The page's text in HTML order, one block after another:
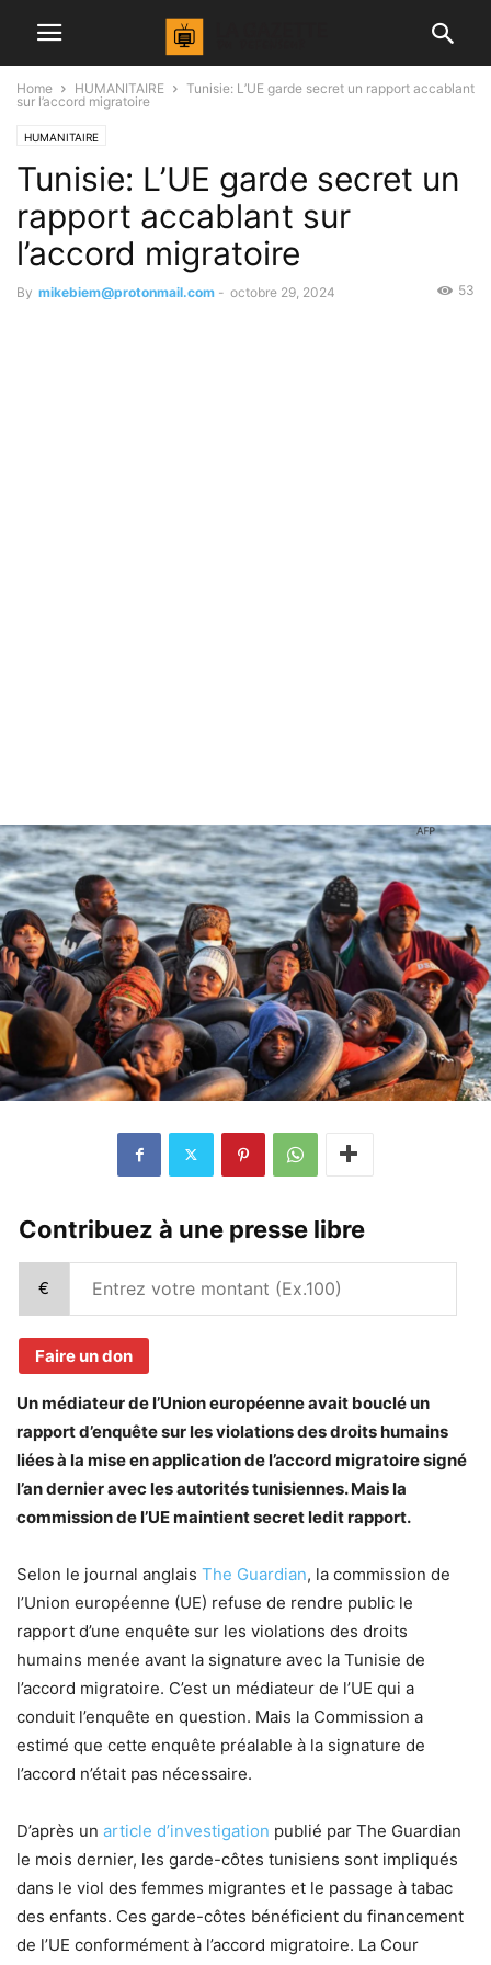
Home HUMANITAIRE
Tunisie: L’UE garde secret un rapport accablant
sur l’accord migratoire
HUMANITAIRE
Tunisie: L’UE garde secret un
rapport accablant sur
l’accord migratoire
By mikebiem@protonmail.com - octobre 29, 2024 53
Contribuez à une presse libre
€
Faire un don
Un médiateur de l’Union européenne avait bouclé un
rapport d’enquête sur les violations des droits humains
liées à la mise en application de l’accord migratoire signé
l’an dernier avec les autorités tunisiennes. Mais la
commission de l’UE maintient secret ledit rapport.
Selon le journal anglais The Guardian, la commission de
l’Union européenne (UE) refuse de rendre public le
rapport d’une enquête sur les violations des droits
humains menée avant la signature avec la Tunisie de
l’accord migratoire. C’est un médiateur de l’UE qui a
conduit l’enquête en question. Mais la Commission a
estimé que cette enquête préalable à la signature de
l’accord n’était pas nécessaire.
D’après un article d’investigation publié par The Guardian
le mois dernier, les garde-côtes tunisiens sont impliqués
dans le viol des femmes migrantes et le passage à tabac
des enfants. Ces garde-côtes bénéficient du financement
de l’UE conformément à l’accord migratoire. La Cour